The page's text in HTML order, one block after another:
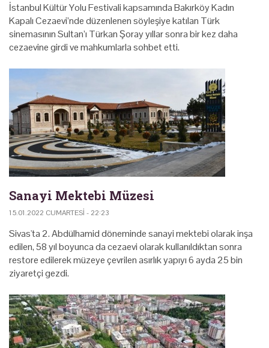
İstanbul Kültür Yolu Festivali kapsamında Bakırköy Kadın
Kapalı Cezaevi’nde düzenlenen söyleşiye katılan Türk
sinemasının Sultan’ı Türkan Şoray yıllar sonra bir kez daha
cezaevine girdi ve mahkumlarla sohbet etti.
Sanayi Mektebi Müzesi
15.01.2022 CUMARTESI - 22:23
Sivas'ta 2. Abdülhamid döneminde sanayi mektebi olarak inşa
edilen, 58 yıl boyunca da cezaevi olarak kullanıldıktan sonra
restore edilerek müzeye çevrilen asırlık yapıyı 6 ayda 25 bin
ziyaretçi gezdi.